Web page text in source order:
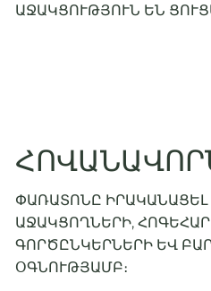
ԱՋԱԿՑՈՒԹՅՈՒՆ ԵՆ
ՓԱՌԱՏՈՆԸ
ԱՋԱԿՑՈՂՆԵՐԻ,
ԳՈՐԾԸՆԿԵՐՆԵՐԻ ԵՎ
ՕԳՆՈՒԹՅԱՄԲ։